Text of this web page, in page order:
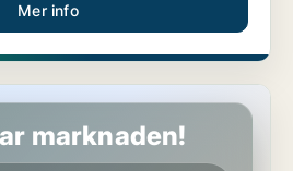
Mer info
marknaden!